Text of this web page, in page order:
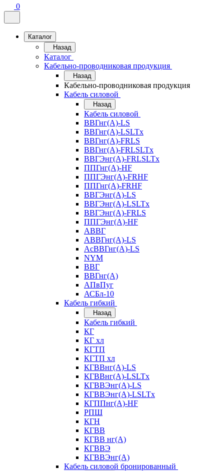
0
Каталог
Назад
Каталог
Кабельно-проводниковая продукция
Назад
Кабельно-проводниковая продукция
Кабель силовой
Назад
Кабель силовой
ВВГнг(А)-LS
ВВГнг(А)-LSLTx
ВВГнг(А)-FRLS
ВВГнг(А)-FRLSLTx
ВВГЭнг(А)-FRLSLTx
ППГнг(А)-HF
ППГЭнг(А)-FRHF
ППГнг(А)-FRHF
ВВГЭнг(А)-LS
ВВГЭнг(А)-LSLTx
ВВГЭнг(А)-FRLS
ППГЭнг(А)-HF
АВВГ
АВВГнг(А)-LS
АсВВГнг(А)-LS
NYM
ВВГ
ВВГнг(А)
АПвПуг
АСБл-10
Кабель гибкий
Назад
Кабель гибкий
КГ
КГ хл
КГТП
КГТП хл
КГВВнг(А)-LS
КГВВнг(А)-LSLTx
КГВВЭнг(А)-LS
КГВВЭнг(А)-LSLTx
КГППнг(А)-HF
РПШ
КГН
КГВВ
КГВВ нг(А)
КГВВЭ
КГВВЭнг(А)
Кабель силовой бронированный